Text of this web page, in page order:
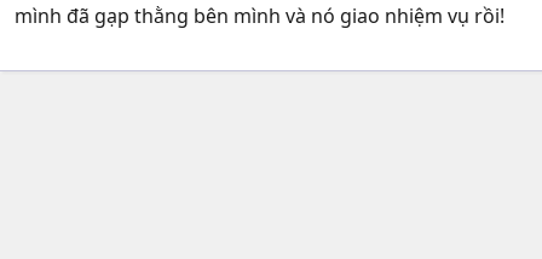
mình đã gạp thằng bên mình và nó giao nhiệm vụ rồi!